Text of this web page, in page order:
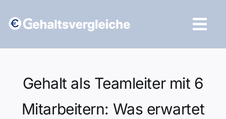
Inhalt
Gehalt als Teamleiter mit 6
Mitarbeitern: Was erwartet